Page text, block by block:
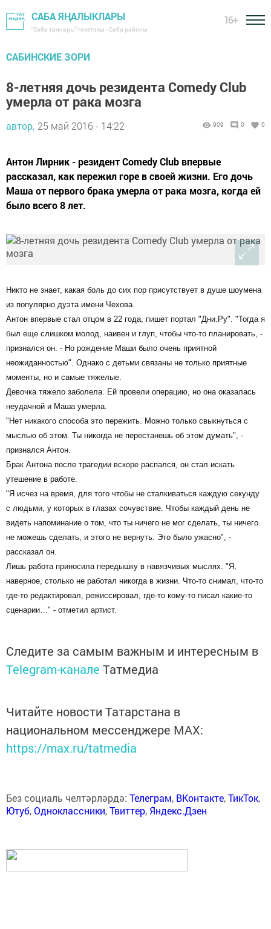
САБА ЯҢАЛЫКЛАРЫ
"Саба таңнары" газетасы - Саба районы
16+
САБИНСКИЕ ЗОРИ
8-летняя дочь резидента Comedy Club
умерла от рака мозга
автор, 25 май 2016 - 14:22 909 0 0
Антон Лирник - резидент Comedy Club впервые
рассказал, как пережил горе в своей жизни. Его дочь
Маша от первого брака умерла от рака мозга, когда ей
было всего 8 лет.
Никто не знает, какая боль до сих пор присутствует в душе шоумена
из популярно дуэта имени Чехова.
Антон впервые стал отцом в 22 года, пишет портал "Дни.Ру". "Тогда я
был еще слишком молод, наивен и глуп, чтобы что-то планировать, -
признался он. - Но рождение Маши было очень приятной
неожиданностью". Однако с детьми связаны не только приятные
моменты, но и самые тяжелые.
Девочка тяжело заболела. Ей провели операцию, но она оказалась
неудачной и Маша умерла.
"Нет никакого способа это пережить. Можно только свыкнуться с
мыслью об этом. Ты никогда не перестанешь об этом думать", -
признался Антон.
Брак Антона после трагедии вскоре распался, он стал искать
утешение в работе.
"Я исчез на время, для того чтобы не сталкиваться каждую секунду
с людьми, у которых в глазах сочувствие. Чтобы каждый день не
видеть напоминание о том, что ты ничего не мог сделать, ты ничего
не можешь сделать, и этого не вернуть. Это было ужасно", -
рассказал он.
Лишь работа приносила передышку в навязчивых мыслях. "Я,
наверное, столько не работал никогда в жизни. Что-то снимал, что-то
где-то редактировал, режиссировал, где-то кому-то писал какие-то
сценарии…" - отметил артист.
Следите за самым важным и интересным в
Telegram-канале Татмедиа
Читайте новости Татарстана в
национальном мессенджере MАХ:
https://max.ru/tatmedia
Без социаль челтәрләрдә: Телеграм, ВКонтакте,ТикТок,
Ютуб,Одноклассники,Твиттер, Яндекс.Дзен